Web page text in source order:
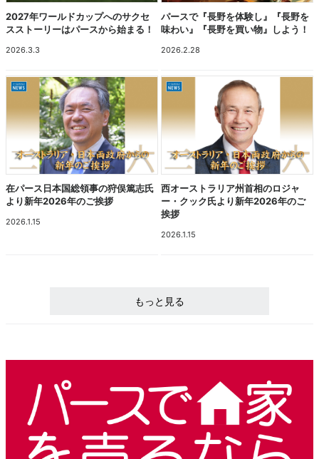
2027年ワールドカップへのサクセ
スストーリーはパースから始まる！
2026.3.3
パースで『長野を体験し』『長野を
味わい』『長野を買い物』しよう！
2026.2.28
在パース日本国総領事の狩俣篤志氏
より新年2026年のご挨拶
2026.1.15
西オーストラリア州首相のロジャ
ー・クック氏より新年2026年のご
挨拶
2026.1.15
もっと見る